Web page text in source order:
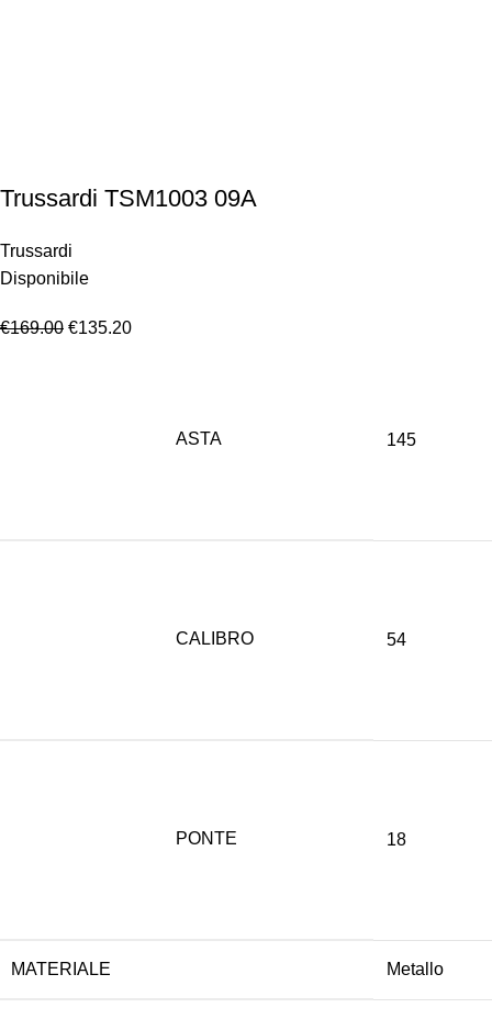
Trussardi TSM1003 09A
Trussardi
Disponibile
€169.00 €135.20
ASTA 145
CALIBRO 54
PONTE 18
MATERIALE Metallo